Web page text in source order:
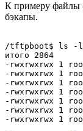
К примеру файлы
бэкапы.
/tftpboot$ ls -l
итого 2864
-rwxrwxrwx 1
-rwxrwxrwx 1
-rwxrwxrwx 1
-rwxrwxrwx 1
-rwxrwxrwx 1
-rwxrwxrwx 1
-rwxrwxrwx 1